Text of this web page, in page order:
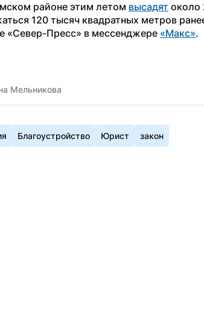
районе этим летом высадят около
120 тысяч квадратных метров
«Север-Пресс» в мессенджере «Макс».
Мельникова
Благоустройство Юрист закон